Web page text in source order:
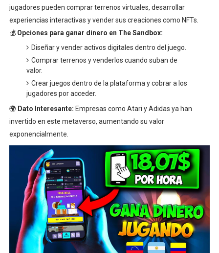
jugadores pueden comprar terrenos virtuales, desarrollar
experiencias interactivas y vender sus creaciones como NFTs.
💰 Opciones para ganar dinero en The Sandbox:
Diseñar y vender activos digitales dentro del juego.
Comprar terrenos y venderlos cuando suban de
valor.
Crear juegos dentro de la plataforma y cobrar a los
jugadores por acceder.
🌍 Dato Interesante: Empresas como Atari y Adidas ya han
invertido en este metaverso, aumentando su valor
exponencialmente.